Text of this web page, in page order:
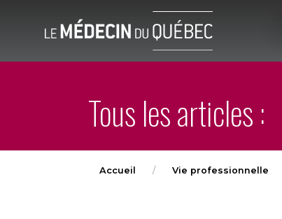
Tous les articles :
Accueil Vie professionnelle